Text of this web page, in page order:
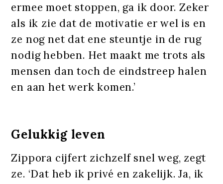
ermee moet stoppen, ga ik door. Zeker
als ik zie dat de motivatie er wel is en
ze nog net dat ene steuntje in de rug
nodig hebben. Het maakt me trots als
mensen dan toch de eindstreep halen
en aan het werk komen.’
Gelukkig leven
Zippora cijfert zichzelf snel weg, zegt
ze. ‘Dat heb ik privé en zakelijk. Ja, ik